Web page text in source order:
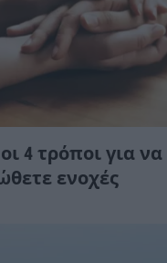
4 τρόποι για
ενοχές